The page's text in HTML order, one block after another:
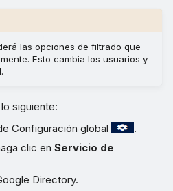
las opciones de filtrado que
Esto cambia los usuarios y
siguiente:
Configuración global
.
clic enServicio de
Directory.